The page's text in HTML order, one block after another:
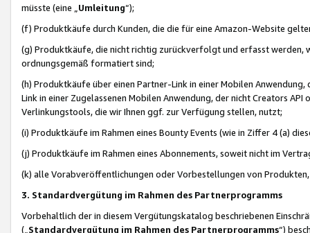
müsste (eine „ Umleitung“);
(f) Produktkäufe durch Kunden, die die für eine Amazon-Website
(g) Produktkäufe, die nicht richtig zurückverfolgt und erfasst werden,
ordnungsgemäß formatiert sind;
(h) Produktkäufe über einen Partner-Link in einer Mobilen
Link in einer Zugelassenen Mobilen Anwendung, der nicht Creators
Verlinkungstools, die wir Ihnen ggf. zur Verfügung stellen, nutzt;
(i) Produktkäufe im Rahmen eines Bounty Events (wie in Ziffer 4 (a)
(j) Produktkäufe im Rahmen eines Abonnements, soweit nicht im
(k) alle Vorabveröffentlichungen oder Vorbestellungen von
3. Standardvergütung im Rahmen des Partnerprogramms
Vorbehaltlich der in diesem Vergütungskatalog beschriebenen
(„ Standardvergütung im Rahmen des Partnerprogramms“)